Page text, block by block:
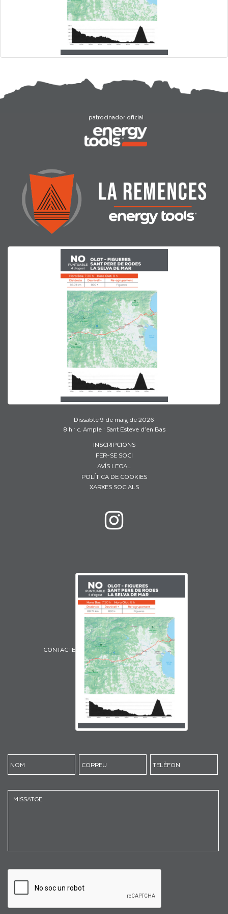
patrocinador oficial
Dissabte 9 de maig de 2026
8 h · c. Ample · Sant Esteve d’en Bas
INSCRIPCIONS
FER-SE SOCI
AVÍS LEGAL
POLÍTICA DE COOKIES
XARXES SOCIALS
CONTACTE